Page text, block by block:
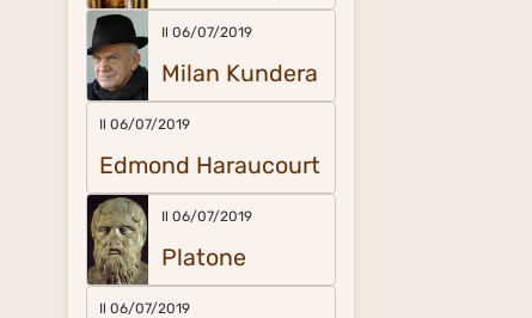
Il 06/07/2019
Milan Kundera
Il 06/07/2019
Edmond Haraucourt
Il 06/07/2019
Platone
Il 06/07/2019